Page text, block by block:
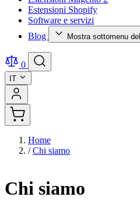
Estensioni Shopify
Software e servizi
Blog
Mostra sottomenu
0
IT
Home
/ Chi siamo
Chi siamo